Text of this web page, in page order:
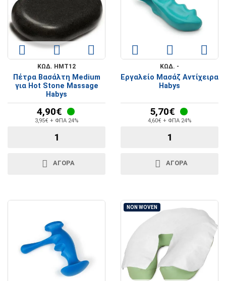
ΚΩΔ. HMT12
Πέτρα Βασάλτη Medium
για Hot Stone Massage
Habys
4,90€
3,95€ + ΦΠΑ 24%
ΑΓΟΡΑ
ΚΩΔ. -
Εργαλείο Μασάζ Αντίχειρα
Habys
5,70€
4,60€ + ΦΠΑ 24%
ΑΓΟΡΑ
NON WOVEN